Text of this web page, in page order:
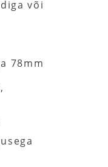
või
78mm